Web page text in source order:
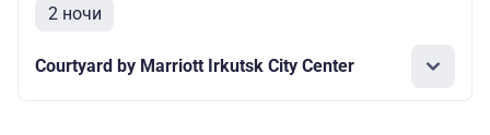
2 ночи
Courtyard by Marriott Irkutsk City Center